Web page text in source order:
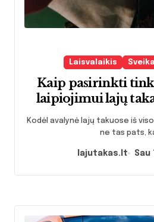
Laisvalaikis
Kaip pasirinkti
laipiojimui lajų
pradedantiesiems
Kodėl avalynė lajų takuose iš viso svarbi? Lajų takai – tai
ne tas pats,
lajutakas.lt Sau